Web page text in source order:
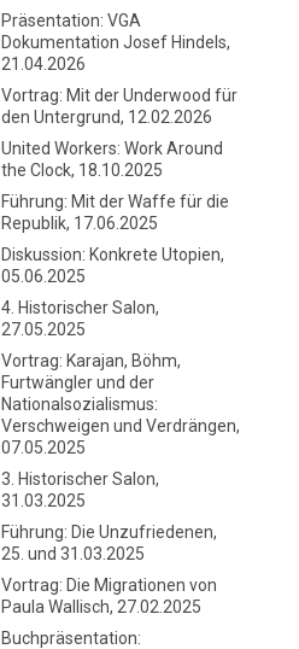
Präsentation: VGA
Dokumentation Josef Hindels,
21.04.2026
Vortrag: Mit der Underwood für
den Untergrund, 12.02.2026
United Workers: Work Around
the Clock, 18.10.2025
Führung: Mit der Waffe für die
Republik, 17.06.2025
Diskussion: Konkrete Utopien,
05.06.2025
4. Historischer Salon,
27.05.2025
Vortrag: Karajan, Böhm,
Furtwängler und der
Nationalsozialismus:
Verschweigen und Verdrängen,
07.05.2025
3. Historischer Salon,
31.03.2025
Führung: Die Unzufriedenen,
25. und 31.03.2025
Vortrag: Die Migrationen von
Paula Wallisch, 27.02.2025
Buchpräsentation: